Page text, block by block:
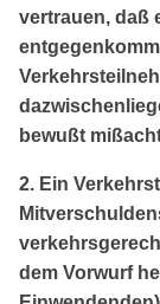
vertrauen, daß
bewußt
2. Ein
dem Vorwurf